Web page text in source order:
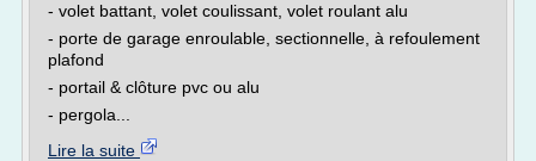
- volet battant, volet coulissant, volet roulant alu
- porte de garage enroulable, sectionnelle, à refoulement
plafond
- portail & clôture pvc ou alu
- pergola...
Lire la suite